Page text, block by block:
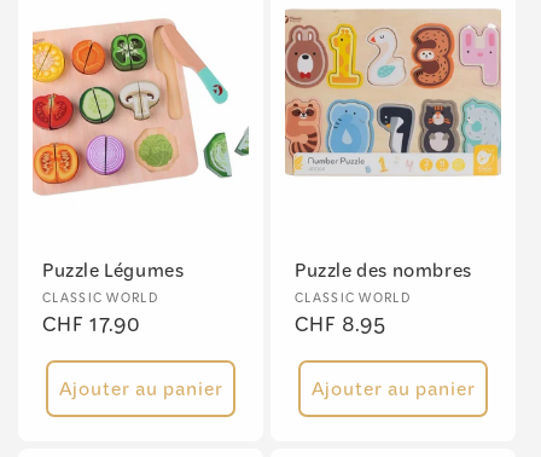
Puzzle Légumes
Fournisseur :
CLASSIC WORLD
Prix
habituel
CHF 17.90
Ajouter au panier
Puzzle des nombres
Fournisseur :
CLASSIC WORLD
Prix
habituel
CHF 8.95
Ajouter au panier